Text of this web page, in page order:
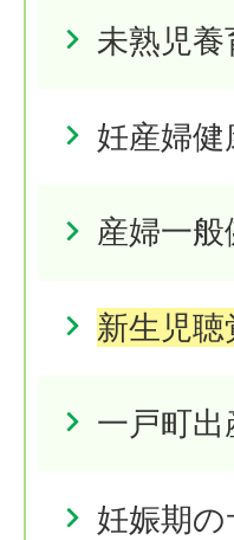
未熟児養
妊産婦
産婦一
新生児
一戸町
妊娠期の